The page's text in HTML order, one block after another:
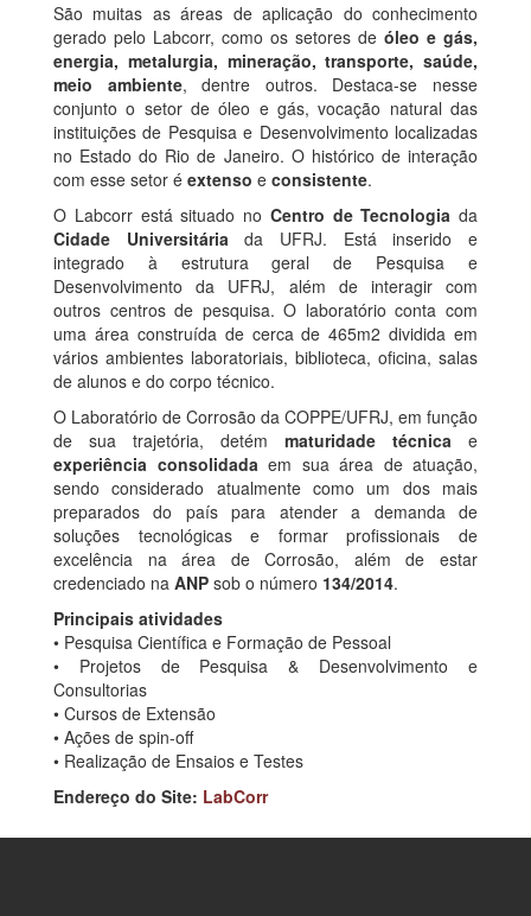
São muitas as áreas de aplicação do conhecimento
gerado pelo Labcorr, como os setores de óleo e gás,
energia, metalurgia, mineração, transporte, saúde,
meio ambiente, dentre outros. Destaca-se nesse
conjunto o setor de óleo e gás, vocação natural das
instituições de Pesquisa e Desenvolvimento localizadas
no Estado do Rio de Janeiro. O histórico de interação
com esse setor é extenso e consistente.
O Labcorr está situado no Centro de Tecnologia da
Cidade Universitáriada UFRJ. Está inserido e
integrado à estrutura geral de Pesquisa e
Desenvolvimento da UFRJ, além de interagir com
outros centros de pesquisa. O laboratório conta com
uma área construída de cerca de 465m2 dividida em
vários ambientes laboratoriais, biblioteca, oficina, salas
de alunos e do corpo técnico.
O Laboratório de Corrosão da COPPE/UFRJ, em função
de sua trajetória, detém maturidade técnica e
experiência consolidadaem sua área de atuação,
sendo considerado atualmente como um dos mais
preparados do país para atender a demanda de
soluções tecnológicas e formar profissionais de
excelência na área de Corrosão, além de estar
credenciado na ANP sob o número 134/2014.
Principais atividades
• Pesquisa Científica e Formação de Pessoal
• Projetos de Pesquisa & Desenvolvimento e
Consultorias
• Cursos de Extensão
• Ações de spin-off
• Realização de Ensaios e Testes
Endereço do Site: LabCorr